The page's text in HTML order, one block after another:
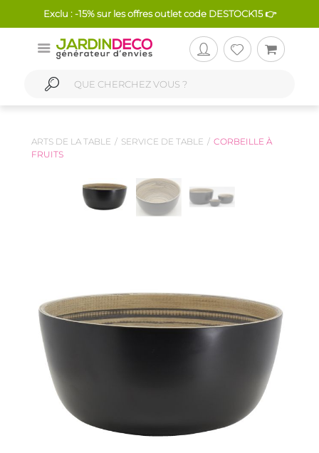
Exclu : -15% sur les offres outlet code DESTOCK15 👉
ARTS DE LA TABLE SERVICE DE TABLE
CORBEILLE À
FRUITS